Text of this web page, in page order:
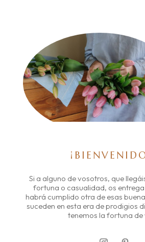
Si a alguno de vosotros, que
fortuna o casualidad, os
habrá cumplido otra de esas
suceden en esta era de prodigios
tenemos la fortuna de